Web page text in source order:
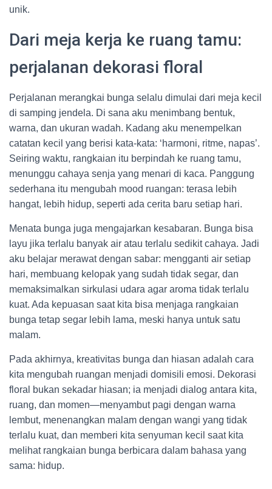
unik.
Dari meja kerja ke ruang tamu:
perjalanan dekorasi floral
Perjalanan merangkai bunga selalu dimulai dari meja kecil
di samping jendela. Di sana aku menimbang bentuk,
warna, dan ukuran wadah. Kadang aku menempelkan
catatan kecil yang berisi kata-kata: ‘harmoni, ritme, napas’.
Seiring waktu, rangkaian itu berpindah ke ruang tamu,
menunggu cahaya senja yang menari di kaca. Panggung
sederhana itu mengubah mood ruangan: terasa lebih
hangat, lebih hidup, seperti ada cerita baru setiap hari.
Menata bunga juga mengajarkan kesabaran. Bunga bisa
layu jika terlalu banyak air atau terlalu sedikit cahaya. Jadi
aku belajar merawat dengan sabar: mengganti air setiap
hari, membuang kelopak yang sudah tidak segar, dan
memaksimalkan sirkulasi udara agar aroma tidak terlalu
kuat. Ada kepuasan saat kita bisa menjaga rangkaian
bunga tetap segar lebih lama, meski hanya untuk satu
malam.
Pada akhirnya, kreativitas bunga dan hiasan adalah cara
kita mengubah ruangan menjadi domisili emosi. Dekorasi
floral bukan sekadar hiasan; ia menjadi dialog antara kita,
ruang, dan momen—menyambut pagi dengan warna
lembut, menenangkan malam dengan wangi yang tidak
terlalu kuat, dan memberi kita senyuman kecil saat kita
melihat rangkaian bunga berbicara dalam bahasa yang
sama: hidup.